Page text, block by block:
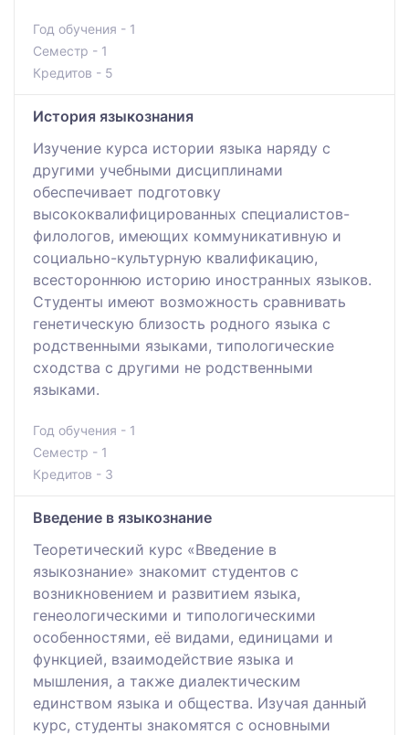
Год обучения - 1
Семестр - 1
Кредитов - 5
История языкознания
Изучение курса истории языка наряду с
другими учебными дисциплинами
обеспечивает подготовку
высококвалифицированных специалистов-
филологов, имеющих коммуникативную и
социально-культурную квалификацию,
всестороннюю историю иностранных языков.
Студенты имеют возможность сравнивать
генетическую близость родного языка с
родственными языками, типологические
сходства с другими не родственными
языками.
Год обучения - 1
Семестр - 1
Кредитов - 3
Введение в языкознание
Теоретический курс «Введение в
языкознание» знакомит студентов с
возникновением и развитием языка,
генеологическими и типологическими
особенностями, её видами, единицами и
функцией, взаимодействие языка и
мышления, а также диалектическим
единством языка и общества. Изучая данный
курс, студенты знакомятся с основными